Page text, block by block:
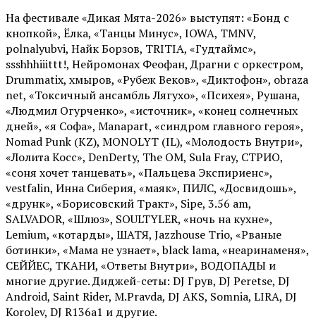
На фестивале «Дикая Мята-2026» выступят: «Бонд с
кнопкой», Ёлка, «Танцы Минус», IOWA, TMNV,
polnalyubvi, Найк Борзов, TRITIA, «Гудтаймс»,
ssshhhiiittt!, Нейромонах Феофан, Драгни с оркестром,
Drummatix, хмыров, «Рубеж Веков», «Диктофон», obraza
net, «Токсичный ансамбль Лягухо», «Психея», Рушана,
«Людмил Огурченко», «источник», «конец солнечных
дней», «я Софа», Manapart, «синдром главного героя»,
Nomad Punk (KZ), MONOLYT (IL), «Молодость Внутри»,
«Лолита Косс», DenDerty, The OM, Sula Fray, СТРИО,
«соня хочет танцевать», «Пальцева Экспириенс»,
vestfalin, Инна Сиберия, «маяк», ПИЛС, «Досвидошь»,
«друнк», «Борисовский Тракт», Sipe, 3.56 am,
SALVADOR, «Шлюз», SOULTYLER, «ночь на кухне»,
Lemium, «котарды», ШАТЯ, Jazzhouse Trio, «Рваные
ботинки», «Мама не узнает», black lama, «неаринаменя»,
СЕЙЙЕС, ТКАНИ, «Ответы Внутри», ВОДОПАДЫ и
многие другие. Диджей-сеты: DJ Грув, DJ Peretse, DJ
Android, Saint Rider, М.Pravda, DJ AKS, Somnia, LIRA, DJ
Korolev, DJ R136a1 и другие.